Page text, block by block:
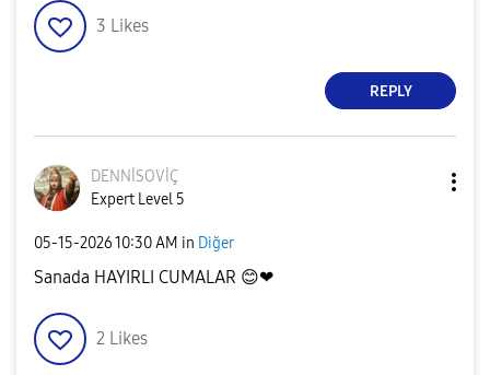
3 Likes
REPLY
DENNİSOVİÇ
Expert Level 5
‎05-15-202610:30 AM in Diğer
Sanada HAYIRLI CUMALAR 😊❤
2 Likes